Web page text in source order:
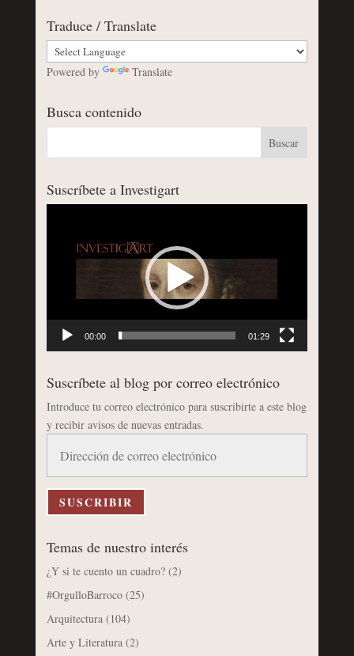
Traduce / Translate
Powered by Translate
Busca contenido
Suscríbete a Investigart
00:00 01:29
Suscríbete al blog por correo electrónico
Introduce tu correo electrónico para suscribirte a este blog
y recibir avisos de nuevas entradas.
correo
electrónico
SUSCRIBIR
Temas de nuestro interés
¿Y si te cuento un cuadro?(2)
#OrgulloBarroco(25)
Arquitectura(104)
Arte y Literatura(2)